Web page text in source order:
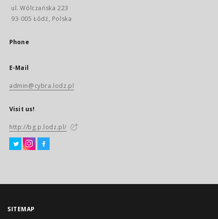
ul. Wólczańska 223
93-005 Łódź, Polska
Phone
E-Mail
admin@cybra.lodz.pl
Visit us!
http://bg.p.lodz.pl/
SITEMAP